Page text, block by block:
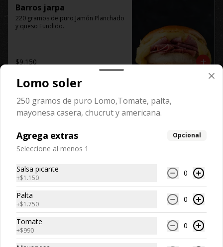
Barros jarpa
220 gramos de puro Jamón Planchado
y queso Fundido.
$9.150
Barros jarpa de la casa
220 gramos de puro Jamón
planchado, queso derretido y palta.
$10.350
Jamón crudo
100 gramos de puro Jamón Crudo.
$8.950
Lomo soler
250 gramos de puro Lomo,Tomate, palta,
mayonesa casera, chucrut y americana.
Agrega extras Opcional
Seleccione al menos 1
Salsa picante
+$1.150
0
Palta
+$1.750
0
Tomate
+$990
0